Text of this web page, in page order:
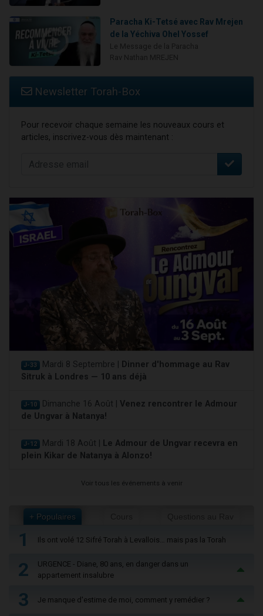
Paracha Ki-Tetsé avec Rav Mrejen
de la Yéchiva Ohel Yossef
Newsletter Torah-Box
Pour recevoir chaque semaine les nouveaux cours et
articles, inscrivez-vous dès maintenant :
J-33 Mardi 8 Septembre |
Dinner d'hommage au Rav
Sitruk à Londres — 10 ans déjà
J-10 Dimanche 16 Août | Venez rencontrer le Admour
de Ungvar à Natanya!
J-12 Mardi 18 Août |
Le Admour de Ungvar recevra en
plein Kikar de Natanya à Alonzo!
Voir tous les événements à venir
+ Populaires
1 Ils ont volé 12 Sifré Torah à Levallois… mais pas la Torah
2
URGENCE - Diane, 80 ans, en danger dans un
appartement insalubre
3 Je manque d'estime de moi, comment y remédier ?